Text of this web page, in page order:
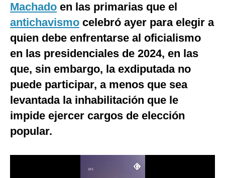
EEUU
México
Internacional
Tecnología
Club del Suscriptor
Machado en las primarias que el
antichavismo celebró ayer para elegir a
quien debe enfrentarse al oficialismo
en las presidenciales de 2024, en las
que, sin embargo, la exdiputada no
puede participar, a menos que sea
levantada la inhabilitación que le
impide ejercer cargos de elección
popular.